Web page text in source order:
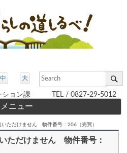
中 大
ーション課 TEL / 0827-29-5012
メニュー
ン
テ
ン
ただけません 物件番号：206（売買）
ただけません 物件番号：